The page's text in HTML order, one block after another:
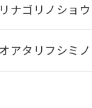
ナゴリノショ
アタリフシミ